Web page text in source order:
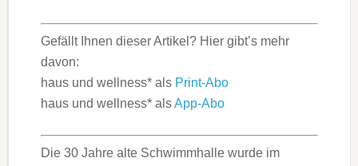
Gefällt Ihnen dieser Artikel? Hier gibt’s mehr
davon:
haus und wellness* als Print-Abo
haus und wellness* alsApp-Abo
Die 30 Jahre alte Schwimmhalle wurde im